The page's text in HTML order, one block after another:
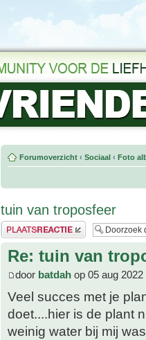
Forumoverzicht ‹ Sociaal ‹ Foto
tuin van troposfeer
Plaats een reactie
Re: tuin van
door batdah op 05 aug 2022
Veel succes met je
doet....hier is de plant
weinig water bij mij